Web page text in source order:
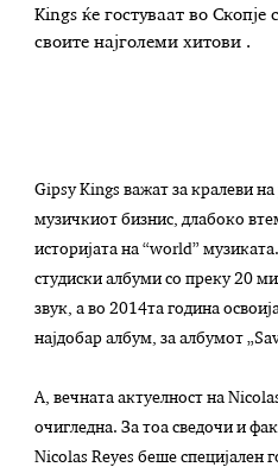
Kings ќе гостуваат во
своите најголеми хитови .
Gipsy Kings важат за кралеви
музичкиот бизнис, длабоко
историјата на “world”
студиски албуми со преку 20
звук, а во 2014та година
најдобар албум, за албумот
A, вечната актуелност на
очигледна. За тоа сведочи и
Nicolas Reyes беше специјален